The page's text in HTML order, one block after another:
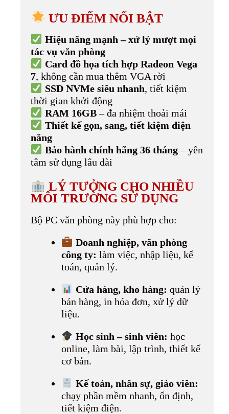
ƯU ĐIỂM NỔI BẬT
Hiệu năng mạnh – xử lý mượt mọi
tác vụ văn phòng
Card đồ họa tích hợp Radeon Vega
7, không cần mua thêm VGA rời
SSD NVMe siêu nhanh, tiết kiệm
thời gian khởi động
RAM 16GB– đa nhiệm thoải mái
Thiết kế gọn, sang, tiết kiệm điện
năng
Bảo hành chính hãng 36 tháng– yên
tâm sử dụng lâu dài
LÝ TƯỞNG CHO NHIỀU
MÔI TRƯỜNG SỬ DỤNG
Bộ PC văn phòng này phù hợp cho:
Doanh nghiệp, văn phòng
công ty: làm việc, nhập liệu, kế
toán, quản lý.
Cửa hàng, kho hàng: quản lý
bán hàng, in hóa đơn, xử lý dữ
liệu.
Học sinh – sinh viên: học
online, làm bài, lập trình, thiết kế
cơ bản.
Kế toán, nhân sự, giáo viên:
chạy phần mềm nhanh, ổn định,
tiết kiệm điện.